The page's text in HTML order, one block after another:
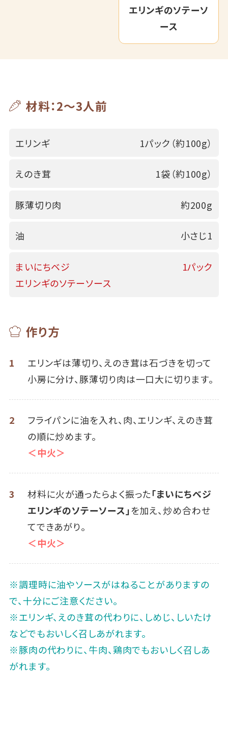
エリンギのソテーソ
ース
材料：2～3人前
エリンギ 1パック（約100g）
えのき茸 1袋（約100g）
豚薄切り肉 約200g
油 小さじ1
まいにちベジ
エリンギのソテーソース
1パック
作り方
1
エリンギは薄切り、えのき茸は石づきを切って
小房に分け、豚薄切り肉は一口大に切ります。
2
フライパンに油を入れ、肉、エリンギ、えのき茸
の順に炒めます。
＜中火＞
3 材料に火が通ったらよく振った「まいにちベジ
エリンギのソテーソース」を加え、炒め合わせ
てできあがり。
＜中火＞
※調理時に油やソースがはねることがありますの
で、十分にご注意ください。
※エリンギ、えのき茸の代わりに、しめじ、しいたけ
などでもおいしく召しあがれます。
※豚肉の代わりに、牛肉、鶏肉でもおいしく召しあ
がれます。